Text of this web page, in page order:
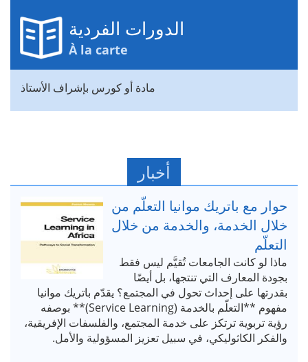
الدورات الفردية
À la carte
مادة أو كورس بإشراف الأستاذ
أخبار
حوار مع باتريك موانيا التعلّم من
خلال الخدمة، والخدمة من خلال
التعلّم
ماذا لو كانت الجامعات تُقيَّم ليس فقط
بجودة المعارف التي تنتجها، بل أيضًا
بقدرتها على إحداث تحول في المجتمع؟ يقدّم باتريك موانيا
مفهوم **التعلّم بالخدمة (Service Learning)** بوصفه
رؤية تربوية ترتكز على خدمة المجتمع، والفلسفات الإفريقية،
والفكر الكاثوليكي، في سبيل تعزيز المسؤولية والأمل.